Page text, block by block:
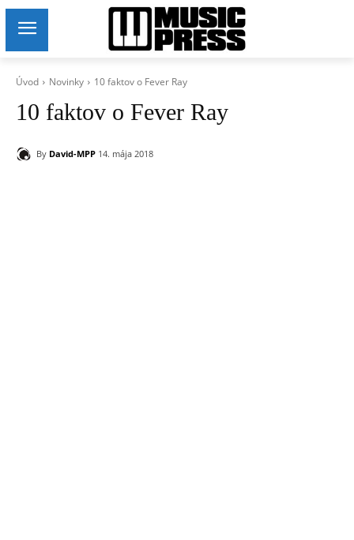
Úvod Novinky 10 faktov o Fever Ray
10 faktov o Fever Ray
By David-MPP 14. mája 2018